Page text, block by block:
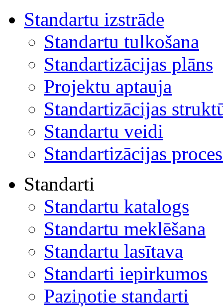
Standartu izstrāde
Standartu tulkošana
Standartizācijas plāns
Projektu aptauja
Standartizācijas
Standartu veidi
Standartizācijas
Standarti
Standartu katalogs
Standartu meklēšana
Standartu lasītava
Standarti iepirkumos
Paziņotie standarti